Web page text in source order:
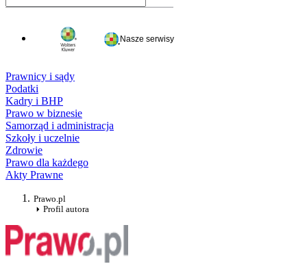
Nasze serwisy
Prawnicy i sądy
Podatki
Kadry i BHP
Prawo w biznesie
Samorząd i administracja
Szkoły i uczelnie
Zdrowie
Prawo dla każdego
Akty Prawne
Prawo.pl
Profil autora